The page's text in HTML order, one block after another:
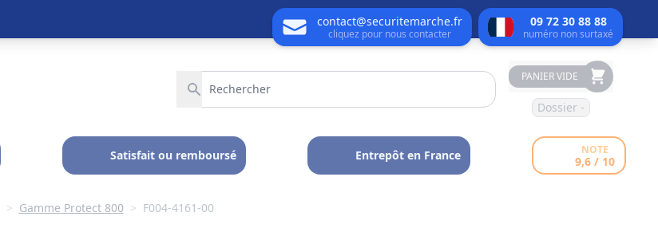
contact@securitemarche.fr
cliquez pour nous contacter
09 72 30 88 88
numéro non surtaxé
PANIER VIDE
Dossier -
Satisfait ou remboursé Entrepôt en France NOTE
9,6 / 10
> Gamme Protect 800 > F004-4161-00